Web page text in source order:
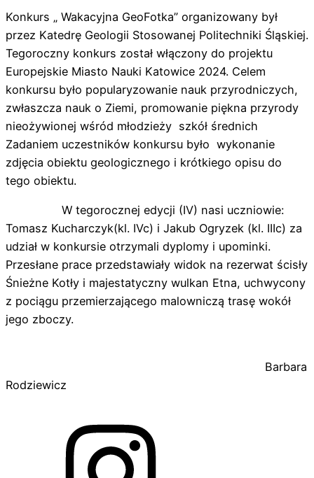
Konkurs „ Wakacyjna GeoFotka” organizowany był
przez Katedrę Geologii Stosowanej Politechniki Śląskiej.
Tegoroczny konkurs został włączony do projektu
Europejskie Miasto Nauki Katowice 2024. Celem
konkursu było popularyzowanie nauk przyrodniczych,
zwłaszcza nauk o Ziemi, promowanie piękna przyrody
nieożywionej wśród młodzieży szkół średnich
Zadaniem uczestników konkursu było wykonanie
zdjęcia obiektu geologicznego i krótkiego opisu do
tego obiektu.
W tegorocznej edycji (IV) nasi uczniowie:
Tomasz Kucharczyk(kl. IVc) i Jakub Ogryzek (kl. IIIc) za
udział w konkursie otrzymali dyplomy i upominki.
Przesłane prace przedstawiały widok na rezerwat ścisły
Śnieżne Kotły i majestatyczny wulkan Etna, uchwycony
z pociągu przemierzającego malowniczą trasę wokół
jego zboczy.
Barbara
Rodziewicz